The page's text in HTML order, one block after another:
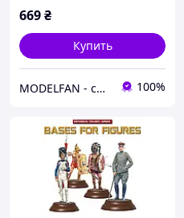
669₴
Купить
MODELFAN - сборные пластиковые модели и товары для моделирования 100%